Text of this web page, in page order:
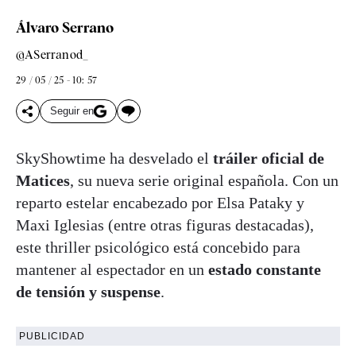
Álvaro Serrano
@ASerranod_
29 / 05 / 25 - 10: 57
Seguir en
SkyShowtime ha desvelado el tráiler oficial de
Matices, su nueva serie original española. Con un
reparto estelar encabezado por Elsa Pataky y
Maxi Iglesias (entre otras figuras destacadas),
este thriller psicológico está concebido para
mantener al espectador en un estado constante
de tensión y suspense.
PUBLICIDAD